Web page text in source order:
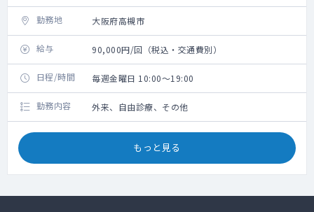
勤務地 大阪府高槻市
給与 90,000円/回（税込・交通費別）
日程/時間 毎週金曜日 10:00～19:00
勤務内容 外来、自由診療、その他
もっと見る